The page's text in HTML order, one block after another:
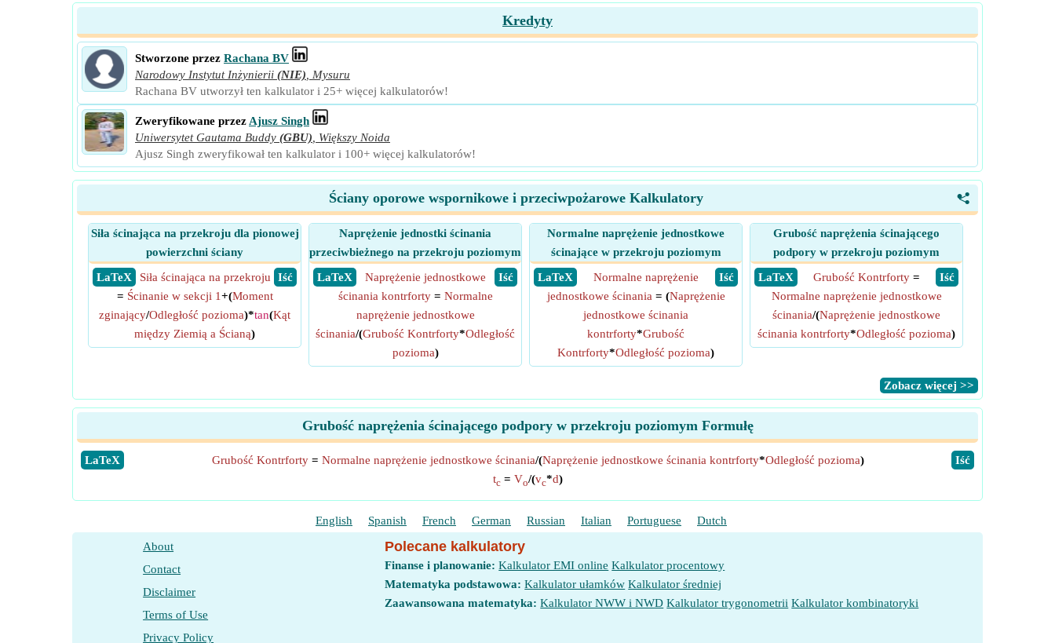
Kredyty
Stworzone przez Rachana BV
Narodowy Instytut Inżynierii (NIE)
Mysuru
Rachana BV utworzył ten kalkulator i 25+ więcej kalkulatorów!
Zweryfikowane przez Ajusz Singh
Uniwersytet Gautama Buddy (GBU)
Większy Noida
Ajusz Singh zweryfikował ten kalkulator i 100+ więcej kalkulatorów!
<
Ściany oporowe wspornikowe i przeciwpożarowe Kalkulatory
Siła ścinająca na przekroju dla pionowej
powierzchni ściany
​ LaTeX
​ Iść
Siła ścinająca na przekroju
= Ścinanie w sekcji 1+(Moment
zginający/Odległość pozioma)*tan(Kąt
między Ziemią a Ścianą)
Naprężenie jednostki ścinania
przeciwbieżnego na przekroju poziomym
​ LaTeX
​ Iść
Naprężenie jednostkowe
ścinania kontrforty= Normalne
naprężenie jednostkowe
ścinania/(Grubość Kontrforty*Odległość
pozioma)
Normalne naprężenie jednostkowe
ścinające w przekroju poziomym
​ LaTeX
​ Iść
Normalne naprężenie
jednostkowe ścinania = (Naprężenie
jednostkowe ścinania
kontrforty*Grubość
Kontrforty*Odległość pozioma)
Grubość naprężenia ścinającego
podpory w przekroju poziomym
​ LaTeX
​ Iść
Grubość Kontrforty =
Normalne naprężenie jednostkowe
ścinania/(Naprężenie jednostkowe
ścinania kontrforty*Odległość pozioma)
​Zobacz więcej >>
Grubość naprężenia ścinającego podpory w przekroju poziomym Formułę
​LaTeX ​Iść
Grubość Kontrforty= Normalne naprężenie jednostkowe ścinania/(Naprężenie jednostkowe ścinania kontrforty*Odległość pozioma)
tc= Vo/(vc*d)
English Spanish French German Russian Italian Portuguese Dutch
About
Contact
Disclaimer
Terms of Use
Privacy Policy
Polecane kalkulatory
Finanse i planowanie: Kalkulator EMI online Kalkulator procentowy
Matematyka podstawowa: Kalkulator ułamków Kalkulator średniej
Zaawansowana matematyka: Kalkulator NWW i NWD Kalkulator trygonometrii Kalkulator kombinatoryki